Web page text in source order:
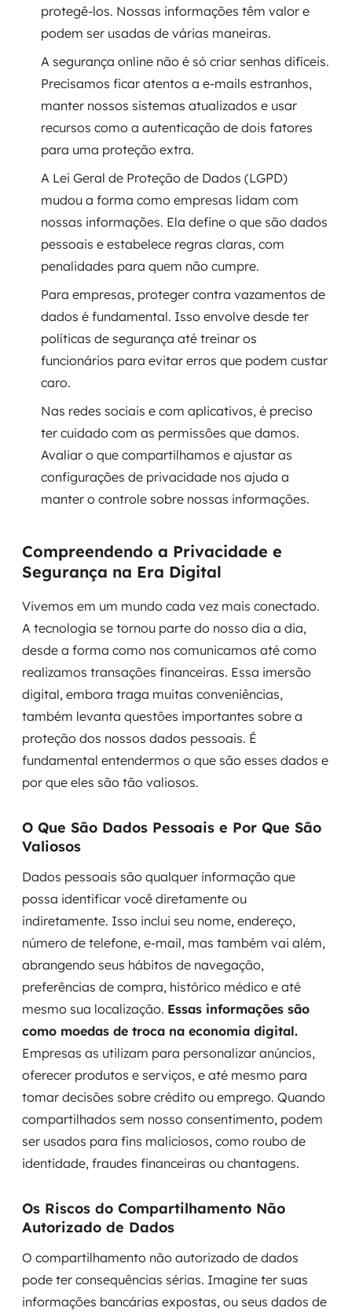
Transformação digital
Sustentar operações com eficiência
Sustentação de aplicações
SRE / DevOps
Monitoramento 24x7
Suporte a banco de dados
FinOps
Billing Cloud
Gestão de infraestrutura
Escalar com segurança
Pentest
DevSecOps
MSS
Simulação de Phishing
Segurança de aplicações e Cloud
protegê-los. Nossas informações têm valor e
podem ser usadas de várias maneiras.
A segurança online não é só criar senhas difíceis.
Precisamos ficar atentos a e-mails estranhos,
manter nossos sistemas atualizados e usar
recursos como a autenticação de dois fatores
para uma proteção extra.
A Lei Geral de Proteção de Dados (LGPD)
mudou a forma como empresas lidam com
nossas informações. Ela define o que são dados
pessoais e estabelece regras claras, com
penalidades para quem não cumpre.
Para empresas, proteger contra vazamentos de
dados é fundamental. Isso envolve desde ter
políticas de segurança até treinar os
funcionários para evitar erros que podem custar
caro.
Nas redes sociais e com aplicativos, é preciso
ter cuidado com as permissões que damos.
Avaliar o que compartilhamos e ajustar as
configurações de privacidade nos ajuda a
manter o controle sobre nossas informações.
Compreendendo a Privacidade e
Segurança na Era Digital
Vivemos em um mundo cada vez mais conectado.
A tecnologia se tornou parte do nosso dia a dia,
desde a forma como nos comunicamos até como
realizamos transações financeiras. Essa imersão
digital, embora traga muitas conveniências,
também levanta questões importantes sobre a
proteção dos nossos dados pessoais. É
fundamental entendermos o que são esses dados e
por que eles são tão valiosos.
O Que São Dados Pessoais e Por Que São
Valiosos
Dados pessoais são qualquer informação que
possa identificar você diretamente ou
indiretamente. Isso inclui seu nome, endereço,
número de telefone, e-mail, mas também vai além,
abrangendo seus hábitos de navegação,
preferências de compra, histórico médico e até
mesmo sua localização. Essas informações são
como moedas de troca na economia digital.
Empresas as utilizam para personalizar anúncios,
oferecer produtos e serviços, e até mesmo para
tomar decisões sobre crédito ou emprego. Quando
compartilhados sem nosso consentimento, podem
ser usados para fins maliciosos, como roubo de
identidade, fraudes financeiras ou chantagens.
Os Riscos do Compartilhamento Não
Autorizado de Dados
O compartilhamento não autorizado de dados
pode ter consequências sérias. Imagine ter suas
informações bancárias expostas, ou seus dados de